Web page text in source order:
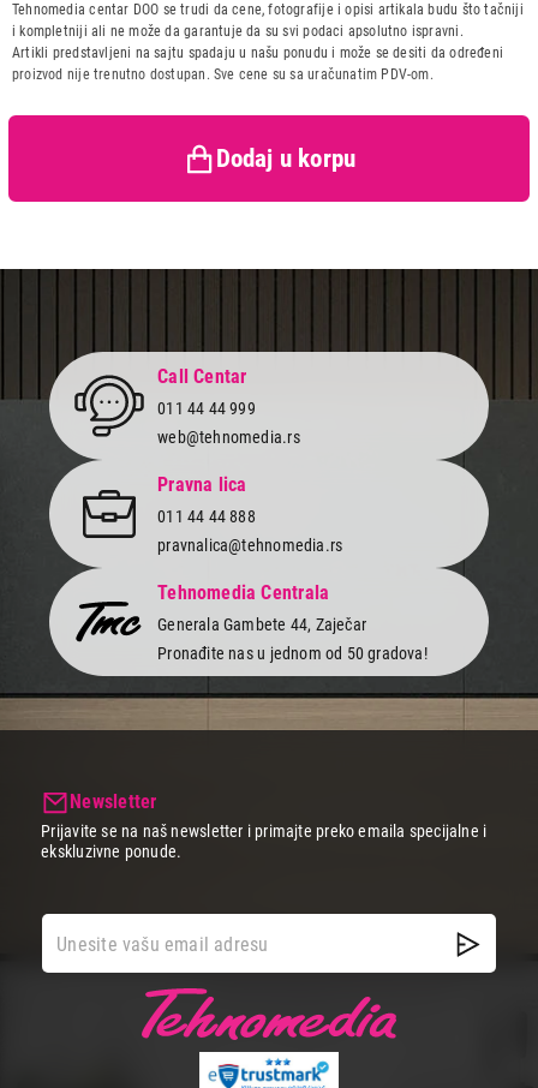
Naziv i vrsta robe:
PEGLA
Uvoznik:
Repro Market d.o.o.
Zemlja porekla:
Kina
Prava potrošača:
Zagarantovana sva prava
zaštiti potrošača
Tehnomedia centar DOO se trudi da cene, fotografije i opisi artikala budu što tačniji
i kompletniji ali ne može da garantuje da su svi podaci apsolutno ispravni.
Artikli predstavljeni na sajtu spadaju u našu ponudu i može se desiti da određeni
proizvod nije trenutno dostupan. Sve cene su sa uračunatim PDV-om.
Dodaj u korpu
Ukupno u korpi:0,00
Call Centar
011 44 44 999
web@tehnomedia.rs
Pravna lica
011 44 44 888
pravnalica@tehnomedia.rs
Tehnomedia Centrala
Generala Gambete 44, Zaječar
Pronađite nas u jednom od 50 gradova!
Newsletter
Prijavite se na naš newsletter i primajte preko emaila specijalne i
ekskluzivne ponude.